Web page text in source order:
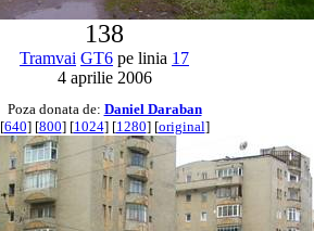
138
Tramvai GT6 pe linia 17
4 aprilie 2006
Poza donata de: Daniel Daraban
[640] [800] [1024] [1280] [original]